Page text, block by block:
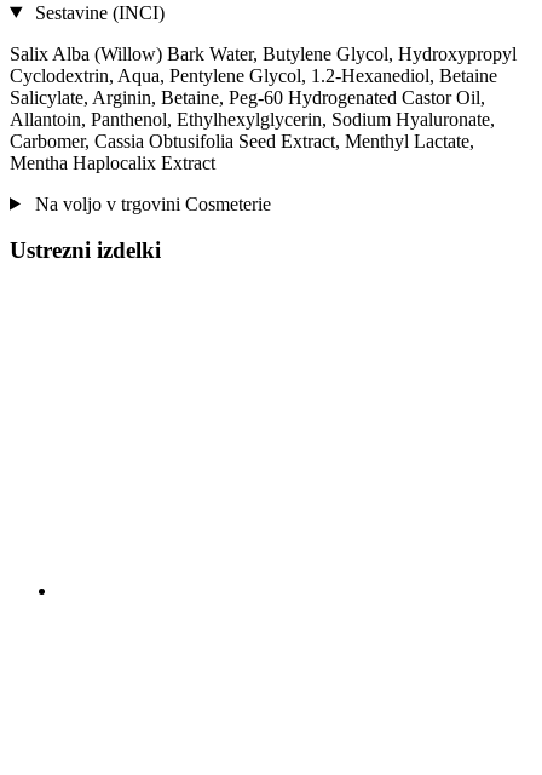
Sestavine (INCI)
Salix Alba (Willow) Bark Water, Butylene Glycol, Hydroxypropyl
Cyclodextrin, Aqua, Pentylene Glycol, 1.2-Hexanediol, Betaine
Salicylate, Arginin, Betaine, Peg-60 Hydrogenated Castor Oil,
Allantoin, Panthenol, Ethylhexylglycerin, Sodium Hyaluronate,
Carbomer, Cassia Obtusifolia Seed Extract, Menthyl Lactate,
Mentha Haplocalix Extract
Na voljo v trgovini Cosmeterie
Ustrezni izdelki